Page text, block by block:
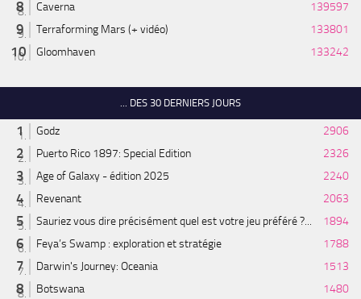
Caverna
139597
Terraforming Mars (+ vidéo)
133801
Gloomhaven
133242
... DES 30 DERNIERS JOURS
Godz
2906
Puerto Rico 1897: Special Edition
2326
Age of Galaxy - édition 2025
2240
Revenant
2063
Sauriez vous dire précisément quel est votre jeu préféré ?...
1894
Feya’s Swamp : exploration et stratégie
1788
Darwin's Journey: Oceania
1513
Botswana
1480